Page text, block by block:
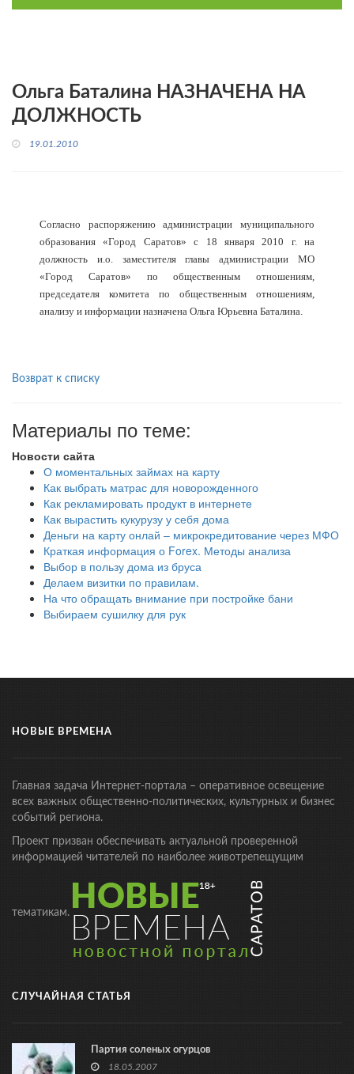
Ольга Баталина НАЗНАЧЕНА НА
ДОЛЖНОСТЬ
19.01.2010
Согласно распоряжению администрации муниципального
образования «Город Саратов» с 18 января 2010 г. на
должность и.о. заместителя главы администрации МО
«Город Саратов» по общественным отношениям,
председателя комитета по общественным отношениям,
анализу и информации назначена Ольга Юрьевна Баталина.
Возврат к списку
Материалы по теме:
Новости сайта
О моментальных займах на карту
Как выбрать матрас для новорожденного
Как рекламировать продукт в интернете
Как вырастить кукурузу у себя дома
Деньги на карту онлай – микрокредитование через МФО
Краткая информация о Forex. Методы анализа
Выбор в пользу дома из бруса
Делаем визитки по правилам.
На что обращать внимание при постройке бани
Выбираем сушилку для рук
НОВЫЕ ВРЕМЕНА
Главная задача Интернет-портала – оперативное освещение
всех важных общественно-политических, культурных и бизнес
событий региона.
Проект призван обеспечивать актуальной проверенной
информацией читателей по наиболее животрепещущим
тематикам.
СЛУЧАЙНАЯ СТАТЬЯ
Партия соленых огурцов
18.05.2007